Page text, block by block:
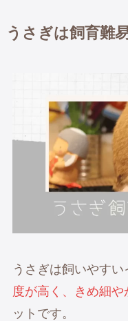
うさぎは飼育難
うさぎは飼いやす
度が高く、きめ細
ットです。